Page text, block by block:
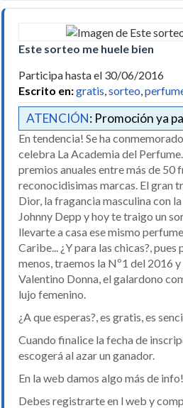
Este sorteo me huele bien
Participa hasta el 30/06/2016
Escrito en:gratis,sorteo,
ATENCIÓN: Promoción ya
En tendencia! Se ha
celebra La Academia del
premios anuales entre más de 50
reconocidisimas marcas. El gran
Dior, la fragancia masculina con
Johnny Depp y hoy te traigo un
llevarte a casa ese mismo
Caribe... ¿Y para las chicas?,
menos, traemos la Nº1 del 2016 y
Valentino Donna, el galardono
lujo femenino.
¿A que esperas?, es gratis, es
Cuando finalice la fecha de
escogerá al azar un ganador.
En la web damos algo más de info!
Debes registrarte en l web y